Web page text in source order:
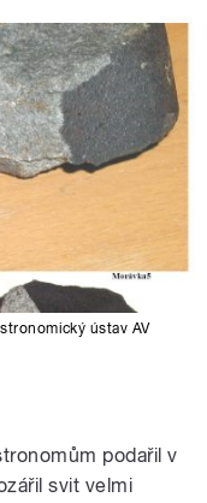
ústav AV
podařil v
svit velmi